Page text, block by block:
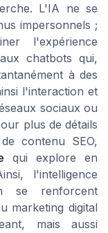
L'IA ne se
impersonnels ;
l'expérience
chatbots qui,
à des
l'interaction et
sociaux ou
plus de détails
contenu SEO,
qui explore en
l'intelligence
se renforcent
marketing digital
mais aussi